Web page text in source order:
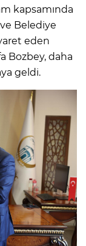
kapsamında
Belediye
eden
Bozbey, daha
geldi.